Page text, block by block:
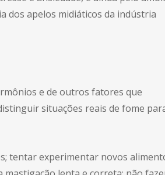
dos apelos midiáticos da indústria
e de outros fatores que
situações reais de fome
tentar experimentar novos